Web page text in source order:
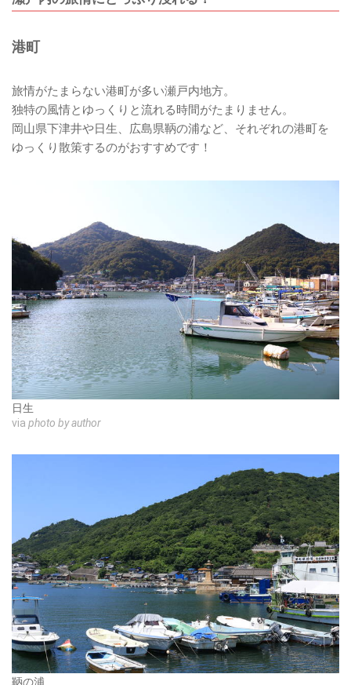
港町
旅情がたまらない港町が多い瀬戸内地方。
独特の風情とゆっくりと流れる時間がたまりません。
岡山県下津井や日生、広島県鞆の浦など、それぞれの港町を
ゆっくり散策するのがおすすめです！
日生
via photo by author
鞆の浦